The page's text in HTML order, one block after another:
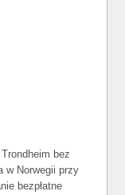
bez
w Norwegii przy
bezpłatne